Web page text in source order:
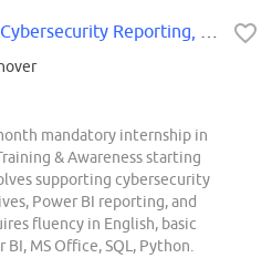
mandatory internship in
& Awareness starting
supporting cybersecurity
Power BI reporting, and
fluency in English, basic
MS Office, SQL, Python.